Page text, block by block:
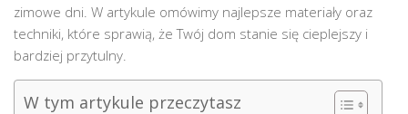
zimowe dni. W artykule omówimy najlepsze materiały oraz
techniki, które sprawią, że Twój dom stanie się cieplejszy i
bardziej przytulny.
W tym artykule przeczytasz